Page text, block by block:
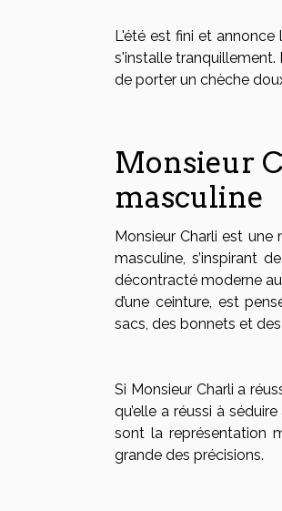
L'été est fini et
s'installe tranquillement.
de porter un chèche
Monsieur
masculine
Monsieur Charli est une
masculine, s’inspirant
décontracté moderne au
d’une ceinture, est
sacs, des bonnets et
Si Monsieur Charli a
qu’elle a réussi à
sont la représentation
grande des précisions.